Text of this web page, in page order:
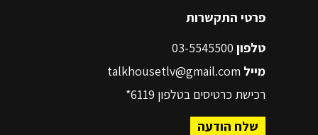
פרטי התקשרות
טלפון
מייל talkhousetlv@gmail.com
רכישת כרטיסים בטלפון 6119*
שלח הודעה